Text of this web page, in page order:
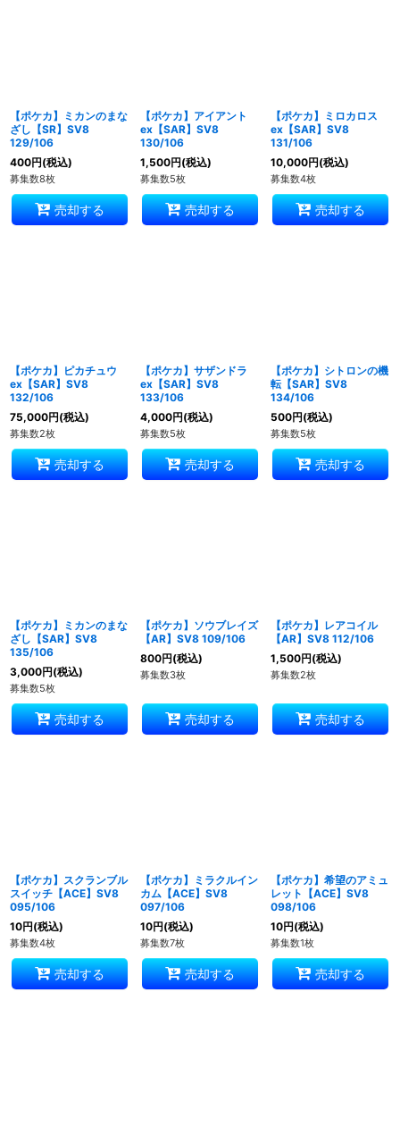
【ポケカ】ミカンのまな
ざし【SR】SV8
129/106
400円(税込)
募集数8枚
売却する
【ポケカ】アイアント
ex【SAR】SV8
130/106
1,500円(税込)
募集数5枚
売却する
【ポケカ】ミロカロス
ex【SAR】SV8
131/106
10,000円(税込)
募集数4枚
売却する
【ポケカ】ピカチュウ
ex【SAR】SV8
132/106
75,000円(税込)
募集数2枚
売却する
【ポケカ】サザンドラ
ex【SAR】SV8
133/106
4,000円(税込)
募集数5枚
売却する
【ポケカ】シトロンの機
転【SAR】SV8
134/106
500円(税込)
募集数5枚
売却する
【ポケカ】ミカンのまな
ざし【SAR】SV8
135/106
3,000円(税込)
募集数5枚
売却する
【ポケカ】ソウブレイズ
【AR】SV8 109/106
800円(税込)
募集数3枚
売却する
【ポケカ】レアコイル
【AR】SV8 112/106
1,500円(税込)
募集数2枚
売却する
【ポケカ】スクランブル
スイッチ【ACE】SV8
095/106
10円(税込)
募集数4枚
売却する
【ポケカ】ミラクルイン
カム【ACE】SV8
097/106
10円(税込)
募集数7枚
売却する
【ポケカ】希望のアミュ
レット【ACE】SV8
098/106
10円(税込)
募集数1枚
売却する